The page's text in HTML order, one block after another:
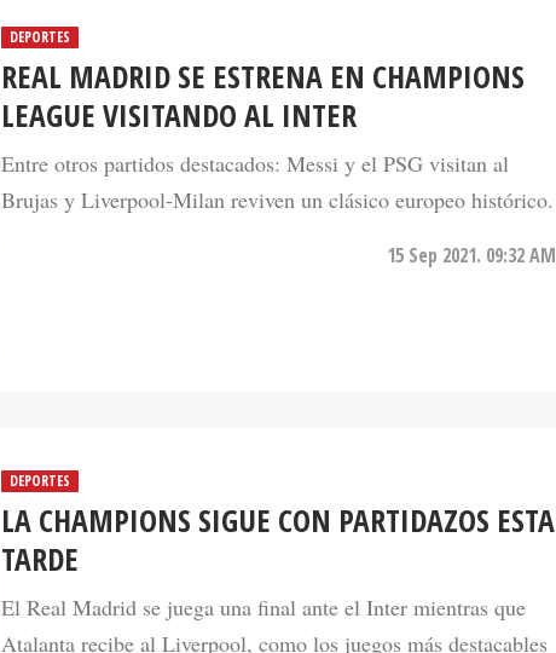
DEPORTES
REAL MADRID SE ESTRENA EN CHAMPIONS
LEAGUE VISITANDO AL INTER
Entre otros partidos destacados: Messi y el PSG visitan al
Brujas y Liverpool-Milan reviven un clásico europeo histórico.
15 Sep 2021. 09:32 AM
DEPORTES
LA CHAMPIONS SIGUE CON PARTIDAZOS ESTA
TARDE
El Real Madrid se juega una final ante el Inter mientras que
Atalanta recibe al Liverpool, como los juegos más destacables